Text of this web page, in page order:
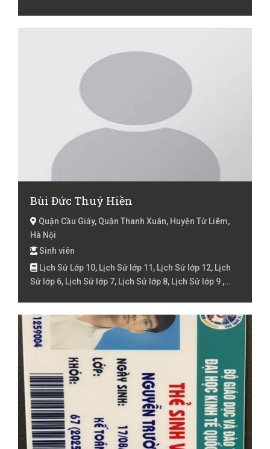
Bùi Đức Thuý Hiền
Quận Cầu Giấy, Quận Thanh Xuân, Huyện Từ Liêm,
Hà Nội
Sinh viên
Lịch Sử Lớp 10, Lịch Sử lớp 11, Lịch Sử lớp 12, Lịch
Sử lớp 6, Lịch Sử lớp 7, Lịch Sử lớp 8, Lịch Sử lớp 9 ,
5, Toán Lớp 1, Toán lớp 3, Toán lớp 4, Toán lớp 5, Văn
lớp 6, Văn lớp 7, Địa Lý Lớp 10, Địa Lý lớp 11, Địa Lý lớp
12, Địa Lý lớp 6, Địa Lý lớp 7, Địa Lý lớp 8, Địa Lý lớp 9 ,
Địa Lý Luyện thi đại học